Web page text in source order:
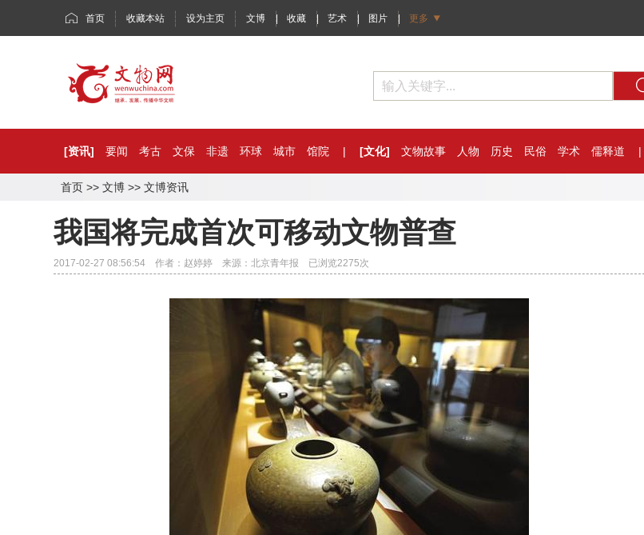
首页 收藏本站 设为主页 文博 | 收藏 | 艺术 | 图片 | 更多
[资讯] 要闻 考古 文保 非遗 环球 城市 馆院 | [文化] 文物故事 人物 历史 民俗 学术 儒释道 |
首页 >> 文博 >> 文博资讯
我国将完成首次可移动文物普查
2017-02-27 08:56:54 作者：赵婷婷 来源：北京青年报 已浏览2275次